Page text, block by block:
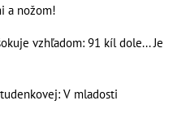
a nožom!
vzhľadom: 91 kíl dole... Je
V mladosti